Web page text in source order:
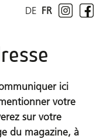
FR
DE